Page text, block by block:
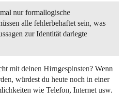
nur formallogische
alle fehlerbehaftet sein, was
zur Identität darlegte
mit deinen Hirngespinsten? Wenn
würdest du heute noch in einer
wie Telefon, Internet usw.